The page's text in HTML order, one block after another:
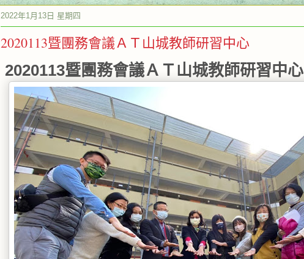
2022年1月13日 星期四
2020113暨團務會議ＡＴ山城教師研習中心
2020113暨團務會議ＡＴ山城教師研習中心